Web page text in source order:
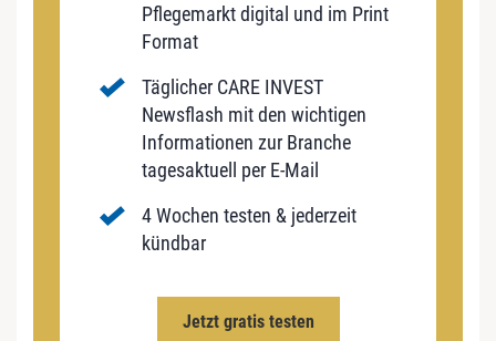
Pflegemarkt digital und im Print
Format
Täglicher CARE INVEST
Newsflash mit den wichtigen
Informationen zur Branche
tagesaktuell per E-Mail
4 Wochen testen & jederzeit
kündbar
Jetzt gratis testen